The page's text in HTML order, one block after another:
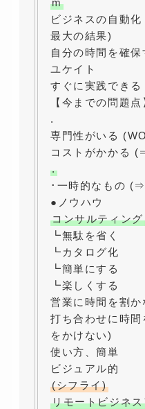
m
ビジネスの自動
最大の結果)
自分の時間を確
ユケイト
すぐに実践でき
【今までの問題点
.
専門性がいる
コストがかかる
.
･一時的なもの
●ノウハウ
コンサルティング
┗無駄を省く
┗カタログ化
┗簡単にする
┗楽しくする
営業に時間を割か
打ち合わせに時
をかけない)
使い方、簡単
ビジュアル的
(シフライ)
リモートビジネ